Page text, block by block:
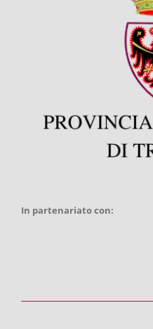
In partenariato con: